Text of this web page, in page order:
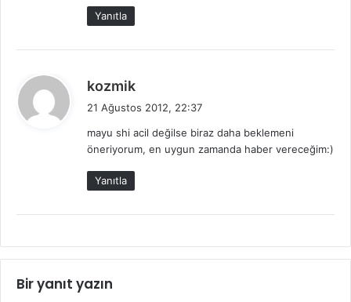
Yanıtla
kozmik
i
k
21 Ağustos 2012, 22:37
mayu shi acil değilse biraz daha beklemeni
öneriyorum, en uygun zamanda haber vereceğim:)
Yanıtla
Bir yanıt yazın